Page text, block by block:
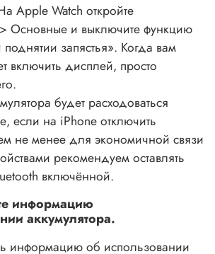
Apple Watch откройте
Основные и выключите функцию
запястья». Когда вам
включить дисплей, просто
будет расходоваться
если на iPhone отключить
не менее для экономичной связи
рекомендуем оставлять
включённой.
информацию
аккумулятора.
информацию об использовании